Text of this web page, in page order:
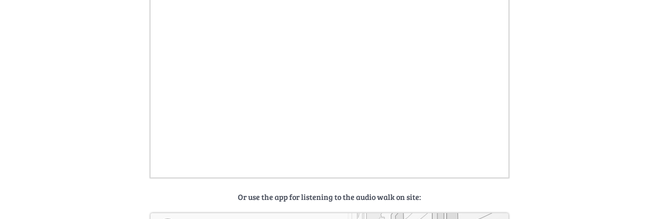
Or use the app for listening to the audio walk on site: